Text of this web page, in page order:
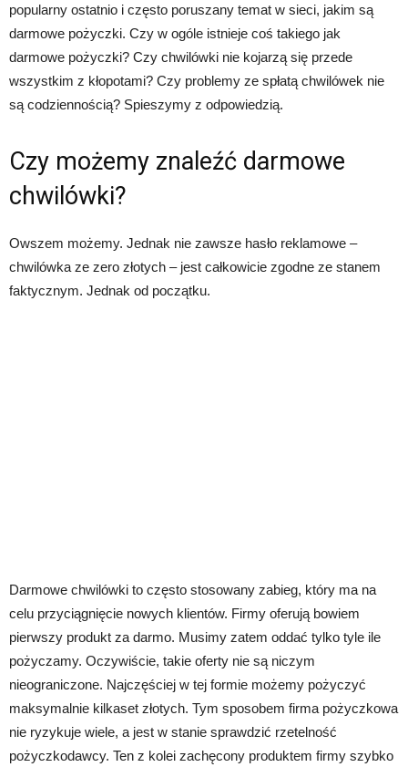
popularny ostatnio i często poruszany temat w sieci, jakim są
darmowe pożyczki. Czy w ogóle istnieje coś takiego jak
darmowe pożyczki? Czy chwilówki nie kojarzą się przede
wszystkim z kłopotami? Czy problemy ze spłatą chwilówek nie
są codziennością? Spieszymy z odpowiedzią.
Czy możemy znaleźć darmowe
chwilówki?
Owszem możemy. Jednak nie zawsze hasło reklamowe –
chwilówka ze zero złotych – jest całkowicie zgodne ze stanem
faktycznym. Jednak od początku.
Darmowe chwilówki to często stosowany zabieg, który ma na
celu przyciągnięcie nowych klientów. Firmy oferują bowiem
pierwszy produkt za darmo. Musimy zatem oddać tylko tyle ile
pożyczamy. Oczywiście, takie oferty nie są niczym
nieograniczone. Najczęściej w tej formie możemy pożyczyć
maksymalnie kilkaset złotych. Tym sposobem firma pożyczkowa
nie ryzykuje wiele, a jest w stanie sprawdzić rzetelność
pożyczkodawcy. Ten z kolei zachęcony produktem firmy szybko